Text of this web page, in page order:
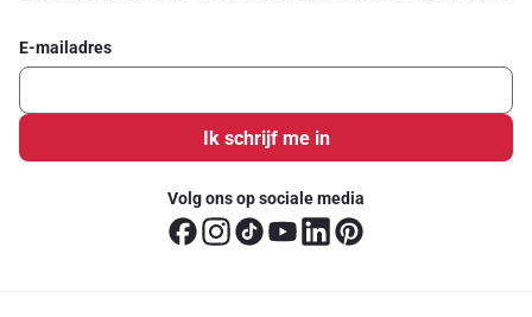
E-mailadres
Ik schrijf me in
Volg ons op sociale media